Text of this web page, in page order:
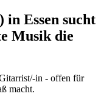
in Essen sucht
Musik die
in - offen für
macht.